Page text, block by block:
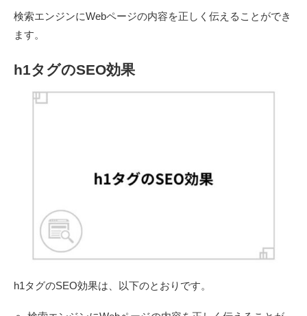
検索エンジンにWebページの内容を正しく伝えることができ
ます。
h1タグのSEO効果
h1タグのSEO効果は、以下のとおりです。